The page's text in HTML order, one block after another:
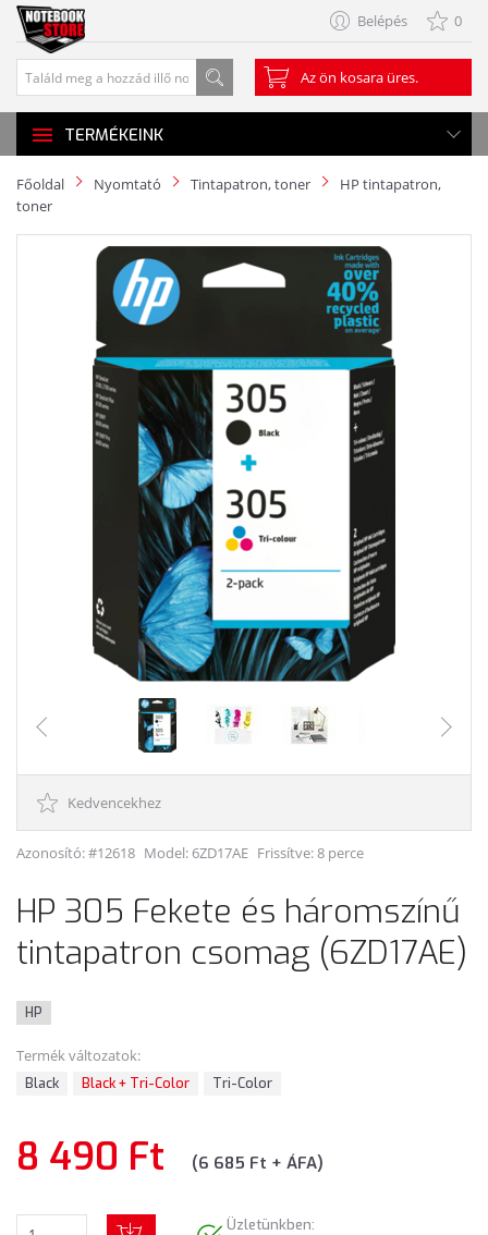
Belépés 0
Az ön kosara üres.
TERMÉKEINK
Főoldal Nyomtató Tintapatron, toner
HP tintapatron,
toner
Kedvencekhez
Azonosító: #12618 Model:6ZD17AE Frissítve: 8 perce
HP 305 Fekete és háromszínű
tintapatron csomag (6ZD17AE)
HP
Termék változatok:
Black Black + Tri-Color Tri-Color
8 490 Ft (6 685 Ft + ÁFA)
Üzletünkben: